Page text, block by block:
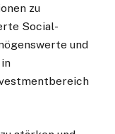
zu
Social-
und